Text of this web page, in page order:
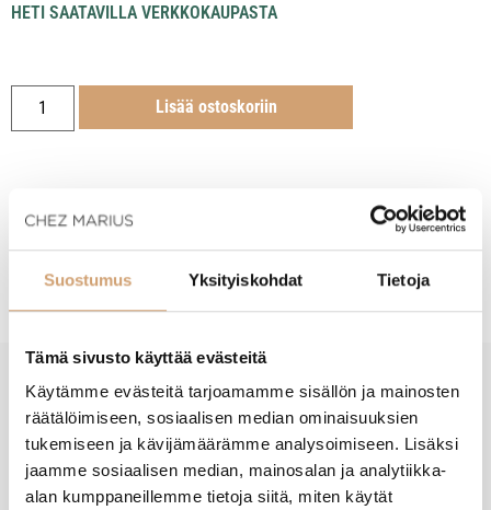
Suostumus Yksityiskohdat Tietoja
Tämä sivusto käyttää evästeitä
Käytämme evästeitä tarjoamamme sisällön ja mainosten
räätälöimiseen, sosiaalisen median ominaisuuksien
tukemiseen ja kävijämäärämme analysoimiseen. Lisäksi
jaamme sosiaalisen median, mainosalan ja analytiikka-
alan kumppaneillemme tietoja siitä, miten käytät
HETI SAATAVILLA VERKKOKAUPASTA
Lisää ostoskoriin
- Tuotteesta ei ole vielä arvosteluja -
New content loaded